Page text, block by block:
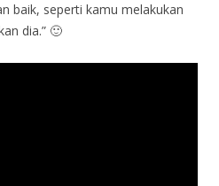
baik, seperti kamu melakukan
dia.” 🙂